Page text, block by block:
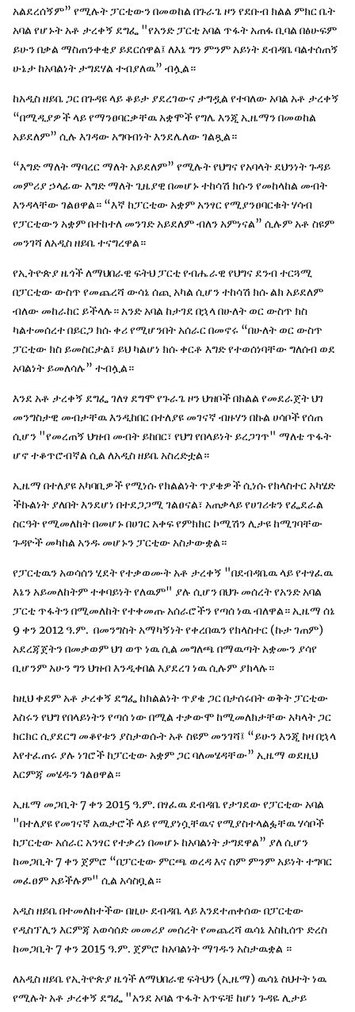
አልደረሰኝም” የሚሉት ፓርቲውን በመወከል በጉራጌ ዞን የደቡብ ክልል ምክር ቤት
አባል የሆኑት አቶ ታረቀኝ ደግፌ "የአንድ ፓርቲ አባል ጥፋት አጠፋ ቢባል በፅሁፍም
ይሁን በቃል ማስጠንቀቂያ ይደርሰዋል፤ ለእኔ ግን ምንም አይነት ደብዳቤ ባልተሰጠኝ
ሁኔታ ከአባልነት ታግደሃል ተብያለዉ” ብሏል።
ከአዲስ ዘይቤ ጋር በጉዳዩ ላይ ቆይታ ያደረገውና ታግዷል የተባለው አባል አቶ ታረቀኝ
“በሚዲያዎች ላይ የማንፀባርቃቸዉ አቋሞች የግሌ እንጂ ኢዜማን በመወከል
አይደለም” ሲሉ እገዳው አግባብነት እንደሌለው ገልጿል።
“እግድ ማለት ማባረር ማለት አይደለም” የሚሉት የህግና የአባላት ደህንነት ጉዳይ
መምሪያ ኃላፊው እግድ ማለት ጊዜያዊ በመሆኑ ተከሳሽ ክሱን የመከላከል መብት
እንዳላቸው ገልፀዋል። “እኛ ከፓርቲው አቋም አንፃር የሚያንፀባርቁት ሃሳብ
የፓርቲውን አቋም በተከተለ መንገድ አይደለም ብለን አምነናል” ሲሉም አቶ ስዩም
መንገሻ ለአዲስ ዘይቤ ተናግረዋል።
የኢትዮጵያ ዜጎች ለማህበራዊ ፍትህ ፓርቲ የብሔራዊ የህግና ደንብ ተርጓሚ
በፓርቲው ውስጥ የመጨረሻ ውሳኔ ሰጪ አካል ሲሆን ተከሳሽ ክሱ ልክ አይደለም
ብለው መከራከር ይችላሉ። አንድ አባል ከታገደ በኋላ በሁለት ወር ውስጥ ክስ
ካልተመሰረተ በይርጋ ክሱ ቀሪ የሚሆንበት አሰራር በመኖሩ “በሁለት ወር ውስጥ
ፓርቲው ክስ ይመስርታል፣ ይህ ካልሆነ ክሱ ቀርቶ እግድ የተወሰነባቸው ግለሰብ ወደ
አባልነት ይመለሳሉ” ተብሏል።
እንደ አቶ ታረቀኝ ደግፌ ገለፃ ደግሞ የጉራጌ ዞን ህዝቦች በክልል የመደራጀት ህገ
መንግስታዊ መብታቸዉ እንዲከበር በተለያዩ መገናኛ ብዙሃን በኩል ሀሳቦች የሰጠ
ሲሆን "የመረጠኝ ህዝብ መብት ይከበር፣ የህግ የበላይነት ይረጋገጥ" ማለቴ ጥፋት
ሆኖ ተቆጥሮብኛል ሲል ለአዲስ ዘይቤ አስረድቷል።
ኢዜማ በተለያዩ አካባቢዎች የሚነሱ የክልልነት ጥያቄዎች ሲነሱ የክላስተር አካሄድ
ችኩልነት ያለበት እንደሆነ በተደጋጋሚ ገልፀናል፣ አጠቃላይ የሀገሪቱን የፌደራል
ስርዓት የሚመለከት በመሆኑ በሀገር አቀፍ የምክክር ኮሚሽን ሊታዩ ከሚገባቸው
ጉዳዮች መካከል አንዱ መሆኑን ፓርቲው አስታውቋል።
የፓርቲዉን አወሳሰን ሂደት የተቃወሙት አቶ ታረቀኝ "በደብዳቤዉ ላይ የተፃፈዉ
እኔን አይመለከትም ተቀባይነት የለዉም" ያሉ ሲሆን በህጉ መሰረት የአንድ አባል
ፓርቲ ጥፋትን በሚመለከት የተቀመጡ አሰራሮችን የጣሰ ነዉ ብለዋል። ኢዜማ ሰኔ
9 ቀን 2012 ዓ.ም. በመንግስት አማካኝነት የቀረበዉን የክላስተር (ኩታ ገጠም)
አደረጃጀትን በመቃወም ህገ ወጥ ነዉ ሲል መግለጫ በማዉጣት አቋሙን ያሳየ
ቢሆንም አሁን ግን ህዝብ እንዲቀበል እያደረገ ነዉ ሲሉም ያክላሉ።
ከዚህ ቀደም አቶ ታረቀኝ ደግፌ ከክልልነት ጥያቄ ጋር በታሰሩበት ወቅት ፓርቲው
እስሩን የህግ የበላይነትን የጣሰ ነው በሚል ተቃውሞ ከሚመለክታቸው አካላት ጋር
ክርክር ሲያደርግ መቆየቱን ያስታወሱት አቶ ስዩም መንገሻ፤ “ይሁን እንጂ ከዛ በኋላ
እየተፈጠሩ ያሉ ነገሮች ከፓርቲው አቋም ጋር ባለመሄዳቸው” ኢዜማ ወደዚህ
እርምጃ መሄዱን ገልፀዋል።
ኢዜማ መጋቢት 7 ቀን 2015 ዓ.ም. በፃፈዉ ደብዳቤ የታገደው የፓርቲው አባል
"በተለያዩ የመገናኛ አዉታሮች ላይ የሚያነሷቸዉና የሚያስተላልፏቸዉ ሃሳቦች
ከፓርቲው አሰራር አንፃር የተቃረነ በመሆኑ ከአባልነት ታግደዋል” ያለ ሲሆን
ከመጋቢት 7 ቀን ጀምሮ “በፓርቲው ምርጫ ወረዳ እና ስም ምንም አይነት ተግባር
መፈፀም አይችሉም" ሲል አሳስቧል።
አዲስ ዘይቤ በተመለከተችው በዚሁ ደብዳቤ ላይ እንደተጠቀሰው በፓርቲው
የዲስፕሊን እርምጃ አወሳሰድ መመሪያ መሰረት የመጨረሻ ዉሳኔ እስኪሰጥ ድረስ
ከመጋቢት 7 ቀን 2015 ዓ.ም. ጀምሮ ከአባልነት ማገዱን አስታዉቋል ።
ለአዲስ ዘይቤ የኢትዮጵያ ዜጎች ለማህበራዊ ፍትህን (ኢዜማ) ዉሳኔ ስህተት ነዉ
የሚሉት አቶ ታረቀኝ ደግፌ "አንደ አባል ጥፋት አጥፍቼ ከሆነ ጉዳዬ ሊታይ